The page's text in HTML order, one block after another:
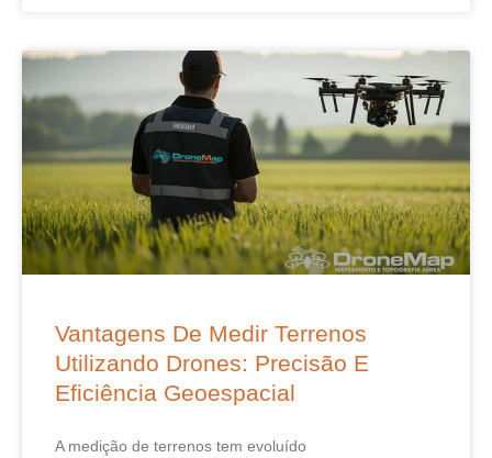
Vantagens De Medir Terrenos
Utilizando Drones: Precisão E
Eficiência Geoespacial
A medição de terrenos tem evoluído